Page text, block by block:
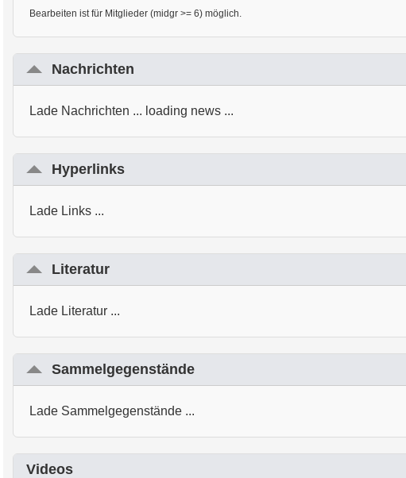
Bearbeiten ist für Mitglieder (midgr >= 6) möglich.
Nachrichten
Lade Nachrichten ... loading news ...
Hyperlinks
Lade Links ...
Literatur
Lade Literatur ...
Sammelgegenstände
Lade Sammelgegenstände ...
Videos